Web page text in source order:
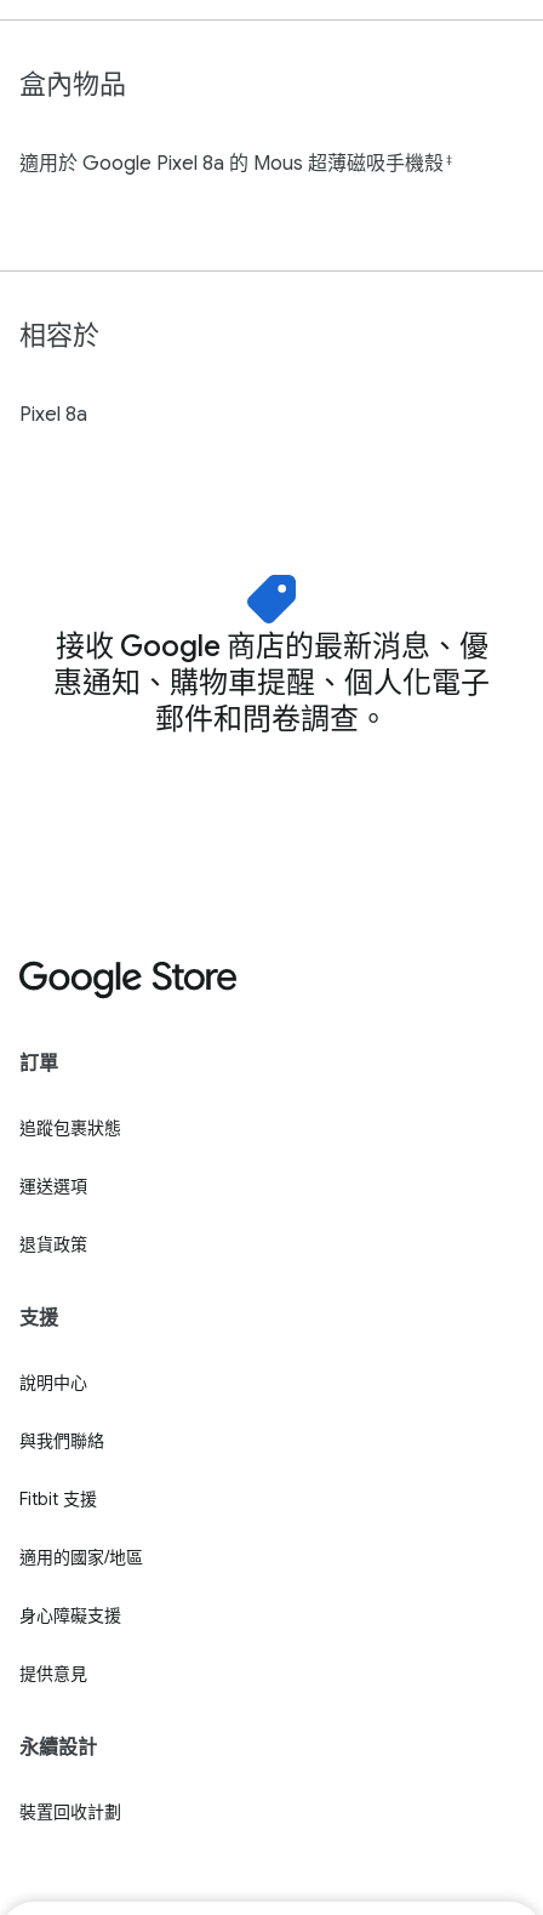
盒內物品
適用於 Google Pixel 8a 的 Mous 超薄磁吸手機殼‡
相容於
Pixel 8a
接收 Google 商店的最新消息、優
惠通知、購物車提醒、個人化電子
郵件和問卷調查。
訂單
追蹤包裹狀態
運送選項
退貨政策
支援
說明中心
與我們聯絡
Fitbit 支援
適用的國家/地區
身心障礙支援
提供意見
永續設計
裝置回收計劃